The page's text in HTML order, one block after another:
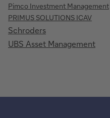
Pimco Investment Management
PRIMUS SOLUTIONS ICAV
Schroders
UBS Asset Management